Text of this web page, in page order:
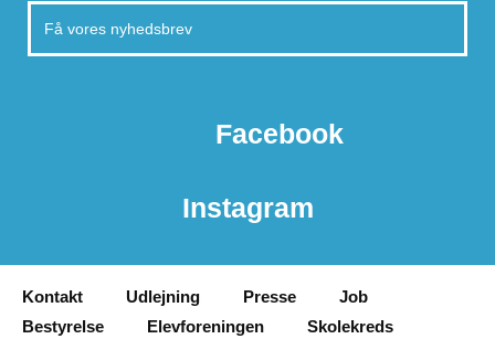
Facebook
Instagram
Kontakt Udlejning Presse
Job
Bestyrelse
Elevforeningen Skolekreds